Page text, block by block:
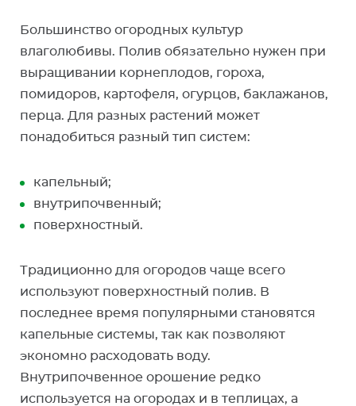
Большинство огородных культур
влаголюбивы. Полив обязательно нужен при
выращивании корнеплодов, гороха,
помидоров, картофеля, огурцов, баклажанов,
перца. Для разных растений может
понадобиться разный тип систем:
капельный;
внутрипочвенный;
поверхностный.
Традиционно для огородов чаще всего
используют поверхностный полив. В
последнее время популярными становятся
капельные системы, так как позволяют
экономно расходовать воду.
Внутрипочвенное орошение редко
используется на огородах и в теплицах, а